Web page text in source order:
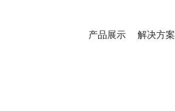
产品展示 解决方案